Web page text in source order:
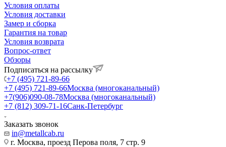
Условия оплаты
Условия доставки
Замер и сборка
Гарантия на товар
Условия возврата
Вопрос-ответ
Обзоры
Подписаться на рассылку
+7 (495) 721-89-66
+7 (495) 721-89-66Москва (многоканальный)
+7(906)090-08-78Москва (многоканальный)
+7 (812) 309-71-16Санк-Петербург
Заказать звонок
in@metallcab.ru
г. Москва, проезд Перова поля, 7 стр. 9